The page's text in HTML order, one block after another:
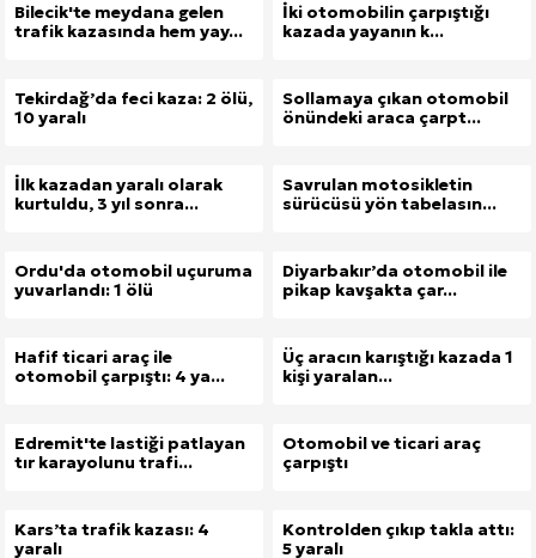
Bilecik'te meydana gelen
trafik kazasında hem yay...
İki otomobilin çarpıştığı
kazada yayanın k...
Tekirdağ’da feci kaza: 2 ölü,
10 yaralı
Sollamaya çıkan otomobil
önündeki araca çarpt...
İlk kazadan yaralı olarak
kurtuldu, 3 yıl sonra...
Savrulan motosikletin
sürücüsü yön tabelasın...
Ordu'da otomobil uçuruma
yuvarlandı: 1 ölü
Diyarbakır’da otomobil ile
pikap kavşakta çar...
Hafif ticari araç ile
otomobil çarpıştı: 4 ya...
Üç aracın karıştığı kazada 1
kişi yaralan...
Edremit'te lastiği patlayan
tır karayolunu trafi...
Otomobil ve ticari araç
çarpıştı
Kars’ta trafik kazası: 4
yaralı
Kontrolden çıkıp takla attı:
5 yaralı